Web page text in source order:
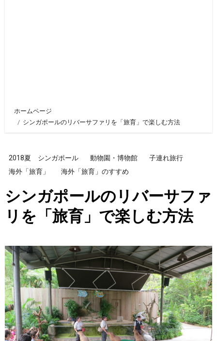
ホームページ
シンガポールのリバーサファリを「旅育」で楽しむ方法
2018夏 シンガポール 動物園・博物館
子連れ旅行
海外「旅育」
海外「旅育」のすすめ
シンガポールのリバーサファ
リを「旅育」で楽しむ方法